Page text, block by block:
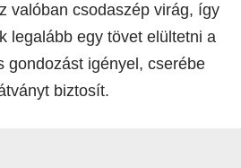
valóban csodaszép virág, így
legalább egy tövet elültetni a
gondozást igényel, cserébe
biztosít.